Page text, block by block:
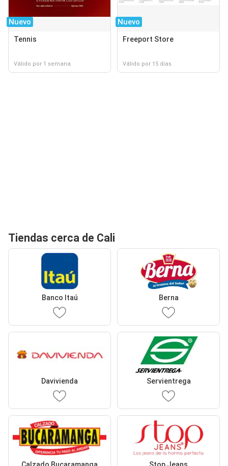
Nuevo
Tennis
Válido por 1 semana
Nuevo
Freeport Store
Válido por 15 días
Tiendas cerca de Cali
Banco Itaú Berna
Davivienda Servientrega